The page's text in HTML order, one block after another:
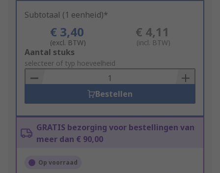
Subtotaal (1 eenheid)*
€ 3,40
(excl. BTW)
€ 4,11
(incl. BTW)
Add
to
Basket
Aantal stuks
selecteer of typ hoeveelheid
Bestellen
GRATIS bezorging voor bestellingen van
meer dan € 90,00
Op voorraad